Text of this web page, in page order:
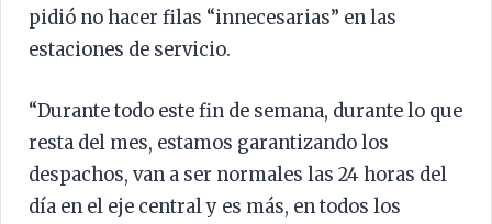
pidió no hacer filas “innecesarias” en las
estaciones de servicio.
“Durante todo este fin de semana, durante lo que
resta del mes, estamos garantizando los
despachos, van a ser normales las 24 horas del
día en el eje central y es más, en todos los